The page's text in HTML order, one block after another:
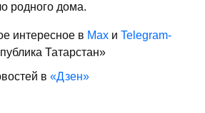
родного дома.
интересное в Max и Telegram-
Татарстан»
в «Дзен»